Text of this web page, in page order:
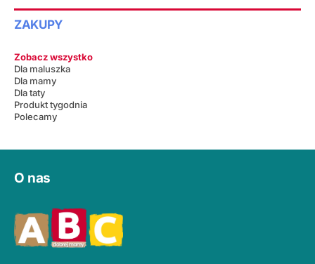
ZAKUPY
Zobacz wszystko
Dla maluszka
Dla mamy
Dla taty
Produkt tygodnia
Polecamy
O nas